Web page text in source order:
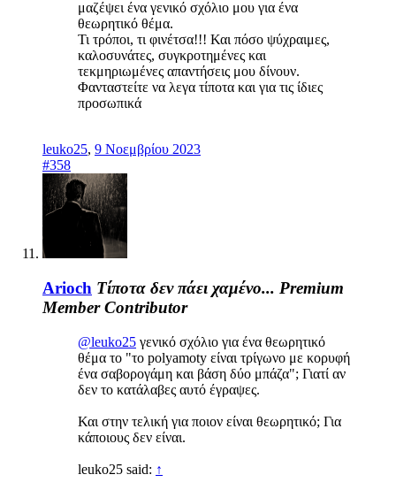
μαζέψει ένα γενικό σχόλιο μου για ένα
θεωρητικό θέμα.
Τι τρόποι, τι φινέτσα!!! Και πόσο ψύχραιμες,
καλοσυνάτες, συγκροτημένες και
τεκμηριωμένες απαντήσεις μου δίνουν.
Φανταστείτε να λεγα τίποτα και για τις ίδιες
προσωπικά
leuko25, 9 Νοεμβρίου 2023
#358
Arioch Τίποτα δεν πάει χαμένο... Premium
Member Contributor
@leuko25 γενικό σχόλιο για ένα θεωρητικό
θέμα το "το polyamoty είναι τρίγωνο με κορυφή
ένα σαβορογάμη και βάση δύο μπάζα"; Γιατί αν
δεν το κατάλαβες αυτό έγραψες.
Και στην τελική για ποιον είναι θεωρητικό; Για
κάποιους δεν είναι.
leuko25 said: ↑